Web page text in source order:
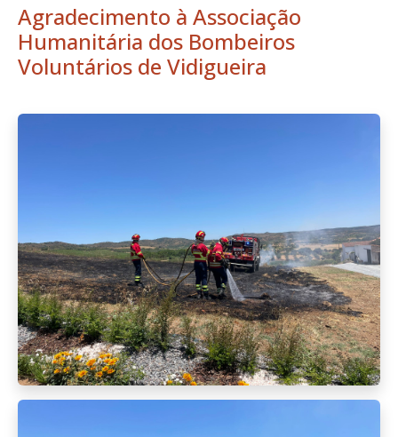
Agradecimento à Associação
Humanitária dos Bombeiros
Voluntários de Vidigueira